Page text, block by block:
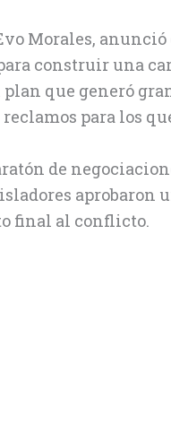
Morales,
construir una
que generó
para los
de
aprobaron
final al conflicto.